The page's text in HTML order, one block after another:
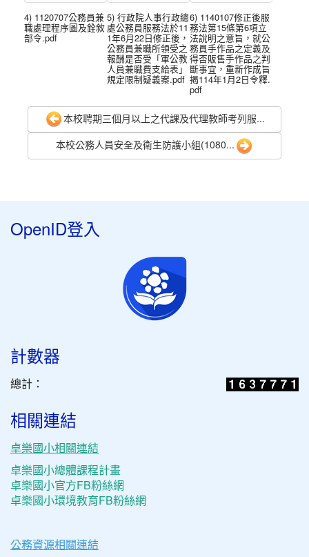
4) 1120707公務員兼
職處理程序圖及銓敘
部令.pdf
5) 行政院人事行政總
處公務員服務法於11
1年6月22日修正後，
公務員兼職所領受之
報酬是否受「軍公教
人員兼職費支給表」
規定限制疑義案.pdf
6) 1140107修正後服
務法第15條第6項立
法說明之意旨，就公
務員手作品之定義及
得否販售手作品之判
斷事宜，重新作成旨
揭114年1月2日令釋.
pdf
本校聘期三個月以上之代課及代理教師考列服...
本校公務人員安全及衛生防護小組(1080...
OpenID登入
計數器
總計：
相關連結
卓樂國小相關連結
卓樂國小總體課程計畫
卓樂國小官方FB粉絲網
卓樂國小環境教育FB粉絲網
公務資源相關連結